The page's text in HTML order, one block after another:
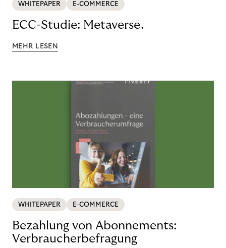
WHITEPAPER E-COMMERCE
ECC-Studie: Metaverse.
MEHR LESEN
WHITEPAPER E-COMMERCE
Bezahlung von Abonnements:
Verbraucherbefragung